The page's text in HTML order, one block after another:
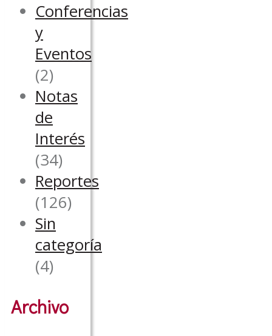
Conferencias
y
Eventos
(2)
Notas
de
Interés
(34)
Reportes
(126)
Sin
categoría
(4)
Archivo